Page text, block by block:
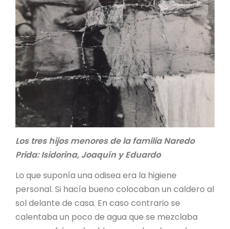
Los tres hijos menores de la familia Naredo
Prida: Isidorina, Joaquín y Eduardo
Lo que suponía una odisea era la higiene
personal. Si hacía bueno colocaban un caldero al
sol delante de casa. En caso contrario se
calentaba un poco de agua que se mezclaba